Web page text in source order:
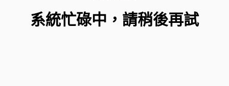
系統忙碌中，請稍後再試